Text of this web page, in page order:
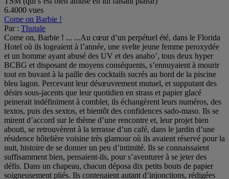
6.4000 vues
Come on Barbie !
Par : Thutale
Come on, Barbie ! ... ...Au cœur d’un perpétuel été, dans le Florida Hotel où ils logeaient à l’année, une svelte jeune femme peroxydée et un homme ayant abusé des UV et des anabo’, tous deux hyper BCBG et disposant de moyens conséquents, s’ennuyaient à mourir tout en buvant à la paille des cocktails sucrés au bord de la piscine bleu lagon. Percevant leur désœuvrement mutuel, et supputant des désirs sous-jacents que leur quotidien en strass et papier glacé peinerait indéfiniment à combler, ils échangèrent leurs numéros, des textos, puis des sextos, et bientôt des confidences sado-maso. Ils se mirent d’accord sur le thème d’une rencontre et, leur projet bien abouti, se retrouvèrent à la terrasse d’un café, dans le jardin d’une résidence hôtelière voisine très glamour où ils avaient réservé pour la nuit, histoire de se donner un peu d’intimité. Ils se connaissaient suffisamment bien, pensaient-ils, pour s’aventurer à se jeter des défis. Dans un chapeau, chacun déposa dix petits bouts de papier soigneusement pliés. Ils contenaient autant d’injonctions, rédigées sur feuille à carreaux pour elle et blanche pour lui, présentant une large gradation en difficulté et une variété de thématiques sur lesquelles ils s’étaient mis d’accord au préalable. Elle tira en premier : « Je serai une poupée docile », lut-elle en le regardant un peu de biais, la voix voilée et tremblante mais un petit sourire aux lèvres, car elle aimait se faire mener à la baguette. « Je laisserai ta peau immaculée. », lut-il à son tour, faisant bonne figure mais grimaçant salement intérieurement car cela ne correspondait pas du tout à ce qu’il avait imaginé. – « So, come on Barbie », dit-il en lui tendant la main, histoire d’entrer avec classe dans le rôle. Mais comme elle ne réagissait pas assez vite, il l’empoigna par la chevelure et la traîna dans le jardin au milieu des convives. Arrivés à la baie vitrée de la chambre qu’ils louaient, il la fit se mettre à genoux pour en franchir le seuil, en l’encourageant d’une claque vivement appliquée sur sa jupette à fleurs, ce qui la fit galoper dans l’appartement. Il se retourna alors avec un sourire carnassier et satisfait, narguant les clients consternés qui s’étaient attroupés à sa suite, puis, les toisant de très haut, tira sèchement le rideau à leur nez. – « Et bien ma jolie muppet, te voilà isolée et vulnérable on dirait. » Il verrouillait en parlant les ouvertures les unes après les autres. Barbie frissonnait de tout son épiderme, très perturbée d’avoir été malmenée publiquement par cet homme dont – elle en prenait conscience un peu tard – elle connaissait peu de choses. Elle recula stratégiquement dans un coin de la pièce en tentant d’interposer un canapé entre elle et celui dont les courriels pimentés lui avaient pourtant si fortement donné envie de se livrer à sa lubricité. Mais quelle gourde je fais, se morigéna-t-elle intérieurement, soudain au désespoir. – « Oh, tu as peur », fit-il avec une fausse sollicitude mais une réelle perspicacité. Il continua à parcourir la pièce en dérangeant quelques menus objets, en ouvrant et refermant tiroirs et portes des placards, prouvant, malgré son assurance, qu’il n’était pas dénué de TOCs. – « Allons ma chatte viens ici », dit-il en tirant une chaise au centre de la pièce et en tapotant sa cuisse, comme pour lui indiquer le lieu exact où il attendait qu’elle se place. « Ne m’oblige pas à venir te chercher », ajouta-t-il d’une belle voix grave comme la jeune femme restait pétrifiée et, disons les mots, un peu perplexe. Il la laissa un moment aux prises avec son indécision, puis sans autre sommation, se leva et tira d’un coffre de bois de fins bracelets de cuir rouge. S’approchant d’elle, il la prit par le coude et la guida d’autorité jusqu’à la table, où il la fit asseoir, délaissant incompréhensiblement le siège qu’il avait préparé. – « Tu n’es pas très docile, ma petite poupée », dit-il réprobateur. « Qu’à cela ne tienne, quelques liens permettront de me passer de ton obéissance. » Il sangla dans une boucle de cuir sa cheville gauche à un pied du meuble, puis lui ouvrant sans ménagement les jambes, fit de même avec la cheville droite au pied de table opposé. Il passa deux autres bracelets à ses bras, juste au-dessus des coudes, et deux autres à ses poignets, puis relia les uns aux autres. Il sortit alors son iPhone et la photographia ainsi disposée, bras haut croisés dans le dos et cuisses écartées. Il alla alors vers un petit meuble Ikea et farfouilla dans un tiroir. Il en revint un scalpel à la main. – « Mmh… », commença-t-elle à protester. – « Si tu l’ouvres, chérie, je te bâillonne », dit-il en pointant du doigt un bâillon à la boule énorme qu’il avait tiré du coffre sans qu’elle s’en rendît compte. Il lui fit des gros yeux bleus glacés pour lui donner des émotions – ah, elle avait voulu jouer, elle allait voir, la garce – et insidieusement assurer son emprise. Qu’elle se rappelle longtemps de lui, se répétait-il comme une antienne en tournant autour d’elle, oh oui, elle si arrogante et téméraire, qu’elle pleure de terreur. Et en effet les grands yeux verts de Barbie s’embuaient et débordaient et la jeune femme tremblait. Il la contempla sans compassion, il avait envie de lui mettre un peu de plomb dans le crâne. Il fit sortir ses seins du soutien-gorge, vint poser une méchante pince à linge rouge au bout de chaque téton, puis trancha dans le corsage. Il s’activa quelques instants pendant lesquels il transforma en chiffons la jupette et la petite culotte affriolante qu’elle avait choisie pour lui. Il eût soudain envie de lui mettre une bonne fessée pour lui apprendre à s’exposer ainsi et à jouer avec cette agaçante pseudo-naïveté avec le désir des hommes. Il la bascula et l’empoigna sous son bras, chevilles toujours liées à la table et bras dans le dos, et la fessa avec une rage qui l’étonna lui-même. Quand son cul fut devenu aussi cramoisi que le cuir qui entravait ses poignets, il la reposa sur la table. Il lui fit la leçon avec des mots durs, comme si elle avait été sa fille adolescente et dévergondée. Il transpirait, tandis qu’elle pleurnichait doucement, honteuse d’elle-même. – « On reprend », dit-il en inspirant profondément pour retrouver son calme. Il remit en place les pinces sur ses mamelons, qui s’étaient décrochées dans l’action impromptue, et en disposa d’autres, toujours de ce rouge profond qu’il affectionnait, sur les lèvres lisses de son sexe épilé. Quelques minutes passèrent où l’on n’entendit que le chuintement saccadé de leur respiration et, lointain, le brouhaha de la clientèle se délassant autour de la piscine dans le jardin. Puis des cris s’élevèrent, rauques et brefs, un pour chaque pince qu’il ôtait ; et enfin un long gémissement plaintif lorsqu’il lui détacha les bras. Il finit de la libérer et la conduisit au coin histoire de pouvoir souffler un peu. Il s’installa dans un fauteuil en contemplant la femme en pénitence, visage au mur, qui n’osait bouger d’un millimètre et ses petites fesses rougies par ses soins. Un peu plus et je me laisserais attendrir, se dit-il en saisissant son courage à deux mains et une authentique cane anglaise. – « Barbie, ma jolie, viens un peu par ici », susurra-t-il d’une voix doucereuse. « Je n’en ai pas fini avec toi. » Sans se lever de son siège, et sans qu’il eût besoin d’élever la voix, avec quelques ordres précis, il la fit s’installer sur le canapé, couchée sur le dos, les jambes relevées à l’équerre, mains croisées derrière les genoux. – « Si tu bouges ou si tu cries, tu auras beaucoup plus mal, bien sûr », dit-il avec un petit sourire mi-compatissant mi-sadique. Il tapotait l’arrière de ses cuisses et de ses mollets en parlant, mais vint arrêter la cane flexible sur la plante de ses pieds. Barbie serra les dents en fermant les yeux, et lorsque le premier coup tomba, il n’y eût aucun gémissement, juste un petit sursaut incontrôlable du corps, un léger voile de sueur qui se déposa instantanément sur ses pieds, et l’humidité de sa fente offerte qui s’accrût. Il la travailla par séries de dix. Lentement, sans céder à son envie de la caresser, pour prendre la mesure de sa résistance. Puis il la mit à genoux à ses pieds et l’obligea à garder les mains tendues et les yeux baissés pendant qu’il lui badinait les paumes sèchement, comme à une écolière du temps passé. C’est qu’elle résiste bien à la douleur, la gamine… se dit-il, ravi de ce qu’il découvrait. Il estima quant à lui avoir assez résisté, et après avoir pressé la tête de sa poupée sur son sexe tendu sous le jean, il dégrafa quelques boutons, le libéra et le lui colla dans la bouche. Il constata avec satisfaction qu’elle était devenue la petite poupée docile qu’il attendait. C’est presque trop facile, se dit-il intérieurement en se servant un rafraîchissement tandis qu’elle continuait sagement ses caresses labiales. Il attrapa une laisse, un collier et un harnais rouges qu’il avait pris soin de disposer à portée de main et lui saisissant la tête par les cheveux, interrompit son va-et-vient. Il lui passa d’abord le harnais. Il adora qu’elle demeure immobile entre ses mains, complaisante, comme une véritable poupée pendant qu’il la harnachait. Il boucla le petit collier autour de son cou et rajouta deux bas noirs auto-fixants et de fins escarpins rouges. Il la mit à quatre pattes et, une main posée sur le bas du dos pour forcer la cambrure des reins, lui claqua sévèrement la croupe avec la dragonne avant de lui passer la laisse. Pour donner un peu plus de solennité à l’instant. Elle était restée parfaitement immobile pendant ce traitement, paumes et genoux au sol, et obéit sans broncher lorsqu’il la fit trotter à son pied. Arrivés devant la baie vitrée, il lui malaxa expertement les fesses, qui avaient presque retrouvé leur blancheur, et profita de ce qu’elle se relâchait pour lui introduire un petit plug huilé. Comme elle glapissait en le sentant pénétrer en elle, il lui dit mystérieu